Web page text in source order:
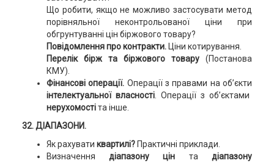
Що робити, якщо не можливо застосувати метод
порівняльної неконтрольованої ціни при
обгрунтуванні цін біржового товару?
Повідомлення про контракти. Ціни котирування.
Перелік бірж та біржового товару(Постанова
КМУ).
Фінансові операції. Операції з правами на об’єкти
інтелектуальної власності. Операції з об’єктами
нерухомостіта інше.
32. ДІАПАЗОНИ.
Як рахувати квартилі?Практичні приклади.
Визначеннядіапазону цін тадіапазону